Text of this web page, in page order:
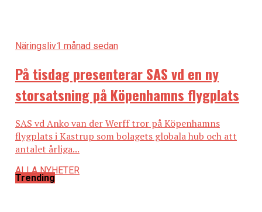
Näringsliv1 månad sedan
På tisdag presenterar SAS vd en ny
storsatsning på Köpenhamns flygplats
SAS vd Anko van der Werff tror på Köpenhamns
flygplats i Kastrup som bolagets globala hub och att
antalet årliga...
ALLA NYHETER
Trending